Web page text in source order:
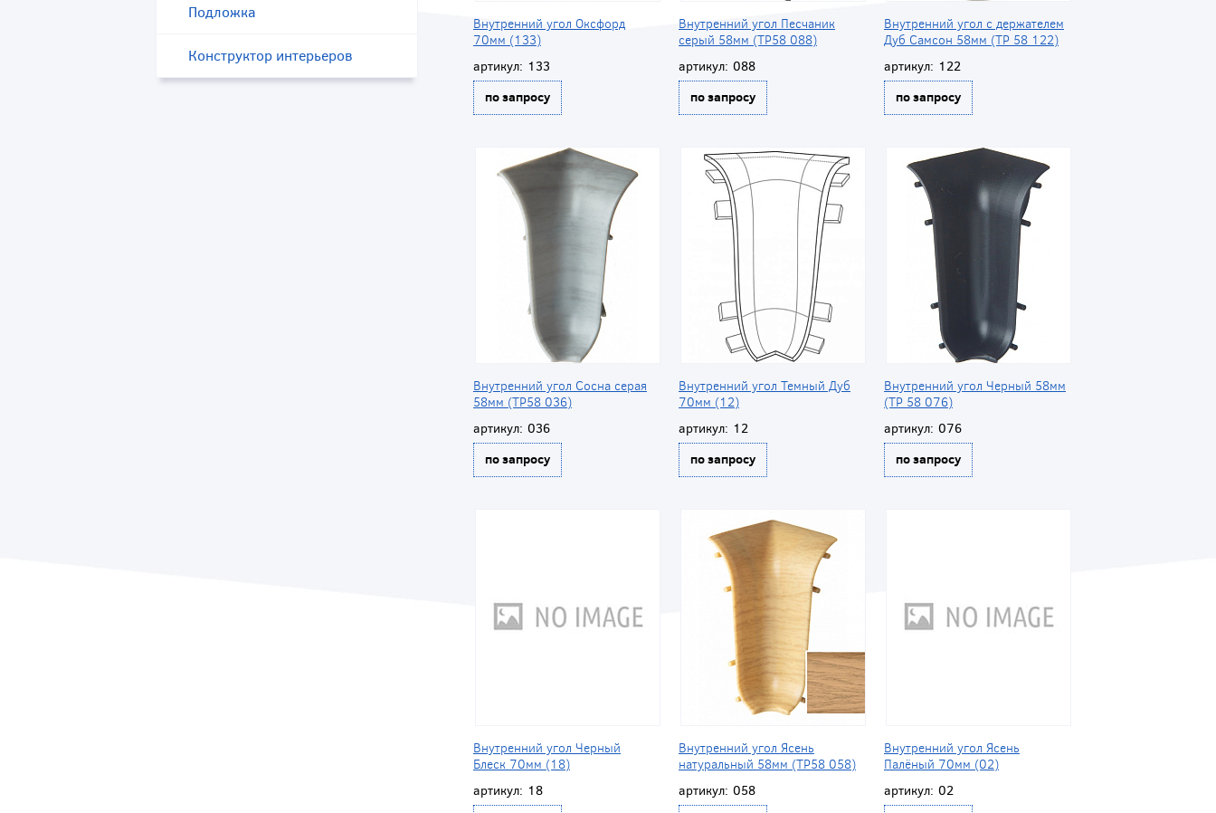
Подложка
Конструктор интерьеров
Внутренний угол Оксфорд
70мм (133)
артикул: 133
по запросу
Внутренний угол Песчаник
серый 58мм (ТР58 088)
артикул: 088
по запросу
Внутренний угол с держателем
Дуб Самсон 58мм (ТР 58 122)
артикул: 122
по запросу
Внутренний угол Сосна серая
58мм (ТР58 036)
артикул: 036
по запросу
Внутренний угол Темный Дуб
70мм (12)
артикул: 12
по запросу
Внутренний угол Черный 58мм
(ТР 58 076)
артикул: 076
по запросу
Внутренний угол Черный
Блеск 70мм (18)
артикул: 18
Внутренний угол Ясень
натуральный 58мм (ТР58 058)
артикул: 058
Внутренний угол Ясень
Палёный 70мм (02)
артикул: 02